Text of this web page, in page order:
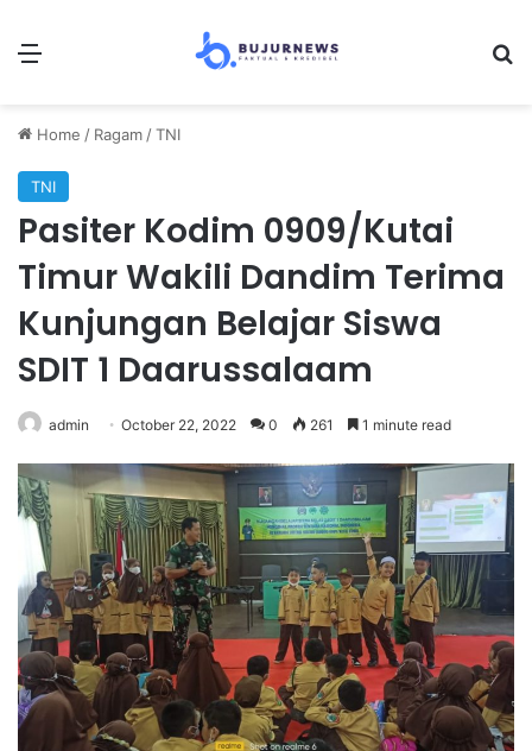
Home / Ragam /TNI
TNI
Pasiter Kodim 0909/Kutai
Timur Wakili Dandim Terima
Kunjungan Belajar Siswa
SDIT 1 Daarussalaam
admin October 22, 2022 0 261 1 minute read